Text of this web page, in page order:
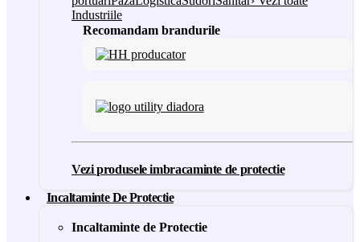
Industriile
Recomandam brandurile
Vezi produsele imbracaminte de protectie
Incaltaminte De Protectie
Incaltaminte de Protectie